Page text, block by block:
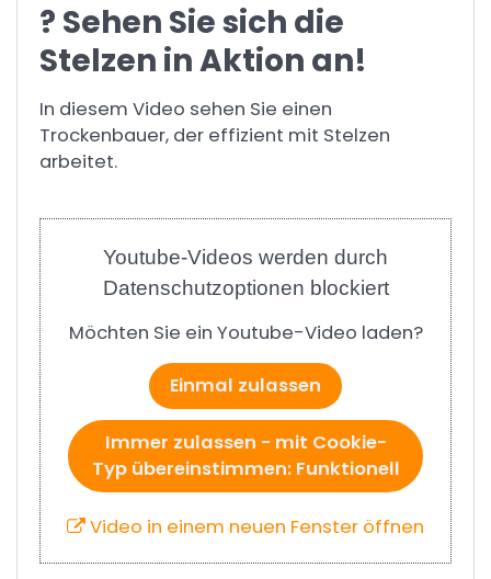
? Sehen Sie sich die
Stelzen in Aktion an!
In diesem Video sehen Sie einen
Trockenbauer, der effizient mit Stelzen
arbeitet.
Youtube-Videos werden durch
Datenschutzoptionen blockiert
Möchten Sie ein Youtube-Video laden?
Einmal zulassen
Immer zulassen - mit Cookie-
Typ übereinstimmen: Funktionell
Video in einem neuen Fenster öffnen